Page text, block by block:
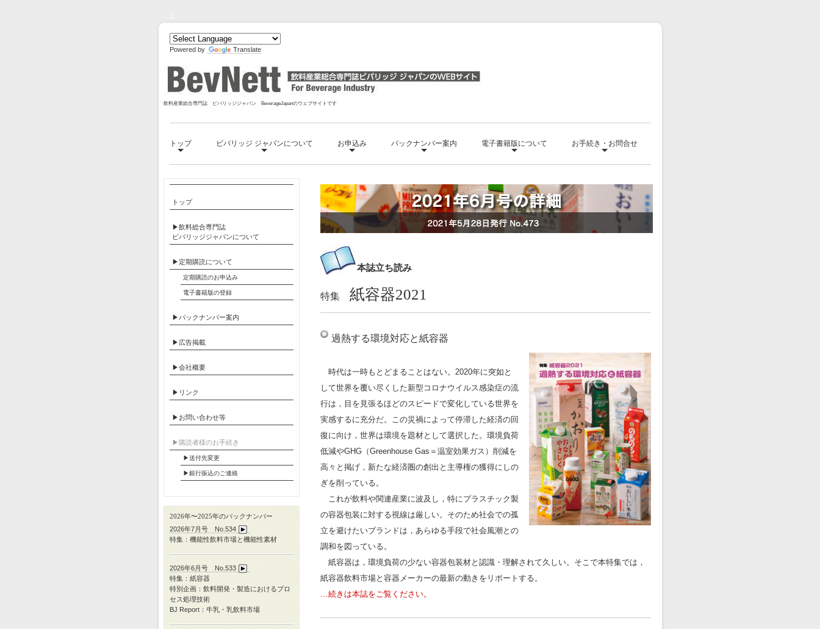
Powered by Translate
飲料産業総合専門誌 ビバリッジジャパン BeverageJapanのウェブサイトです
トップ ビバリッジ ジャパンについて お申込み バックナンバー案内 電子書籍版について お手続き・お問合せ
本誌立ち読み
特集 紙容器2021
過熱する環境対応と紙容器
時代は一時もとどまることはない。2020年に突如と
して世界を覆い尽くした新型コロナウイルス感染症の流
行は，目を見張るほどのスピードで変化している世界を
実感するに充分だ。この災禍によって停滞した経済の回
復に向け，世界は環境を題材として選択した。環境負荷
低減やGHG（Greenhouse Gas＝温室効果ガス）削減を
高々と掲げ，新たな経済圏の創出と主導権の獲得にしの
ぎを削っている。
これが飲料や関連産業に波及し，特にプラスチック製
の容器包装に対する視線は厳しい。そのため社会での孤
立を避けたいブランドは，あらゆる手段で社会風潮との
調和を図っている。
紙容器は，環境負荷の少ない容器包装材と認識・理解されて久しい。そこで本特集では，
紙容器飲料市場と容器メーカーの最新の動きをリポートする。
…続きは本誌をご覧ください。
トップ
▶飲料総合専門誌
ビバリッジジャパンについて
▶定期購読について
定期購読のお申込み
電子書籍版の登録
▶バックナンバー案内
▶広告掲載
▶会社概要
▶リンク
▶お問い合わせ等
▶︎購読者様のお手続き
▶送付先変更
▶︎銀行振込のご連絡
2026年〜2025年のバックナンバー
2026年7月号 No.534
特集：機能性飲料市場と機能性素材
2026年6月号 No.533
特集：紙容器
特別企画：飲料開発・製造におけるプロ
セス処理技術
BJ Report：牛乳・乳飲料市場